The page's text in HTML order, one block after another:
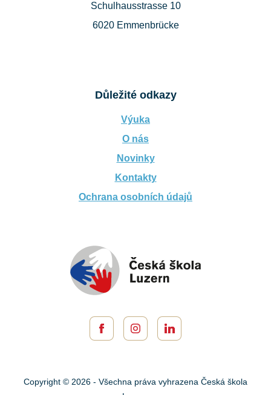
Schulhausstrasse 10
6020 Emmenbrücke
Důležité odkazy
Výuka
O nás
Novinky
Kontakty
Ochrana osobních údajů
Copyright © 2026 - Všechna práva vyhrazena Česká škola